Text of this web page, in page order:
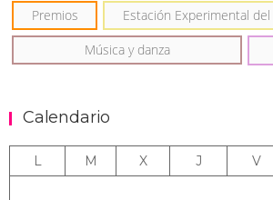
Premios Estación Experimental del
Música y danza
Calendario
L M X J V